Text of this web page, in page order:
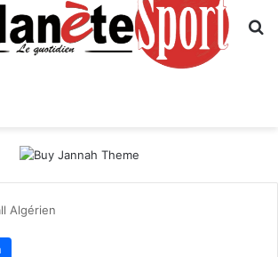
Algérien